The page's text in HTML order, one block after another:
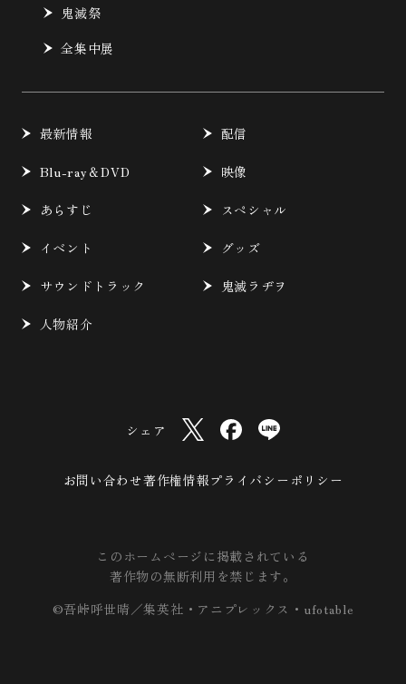
鬼滅祭
全集中展
最新情報 配信
Blu-ray＆DVD 映像
あらすじ スペシャル
イベント グッズ
サウンドトラック 鬼滅ラヂヲ
人物紹介
シェア
お問い合わせ著作権情報プライバシーポリシー
このホームページに掲載されている
著作物の無断利用を禁じます。
©吾峠呼世晴／集英社・アニプレックス・ufotable